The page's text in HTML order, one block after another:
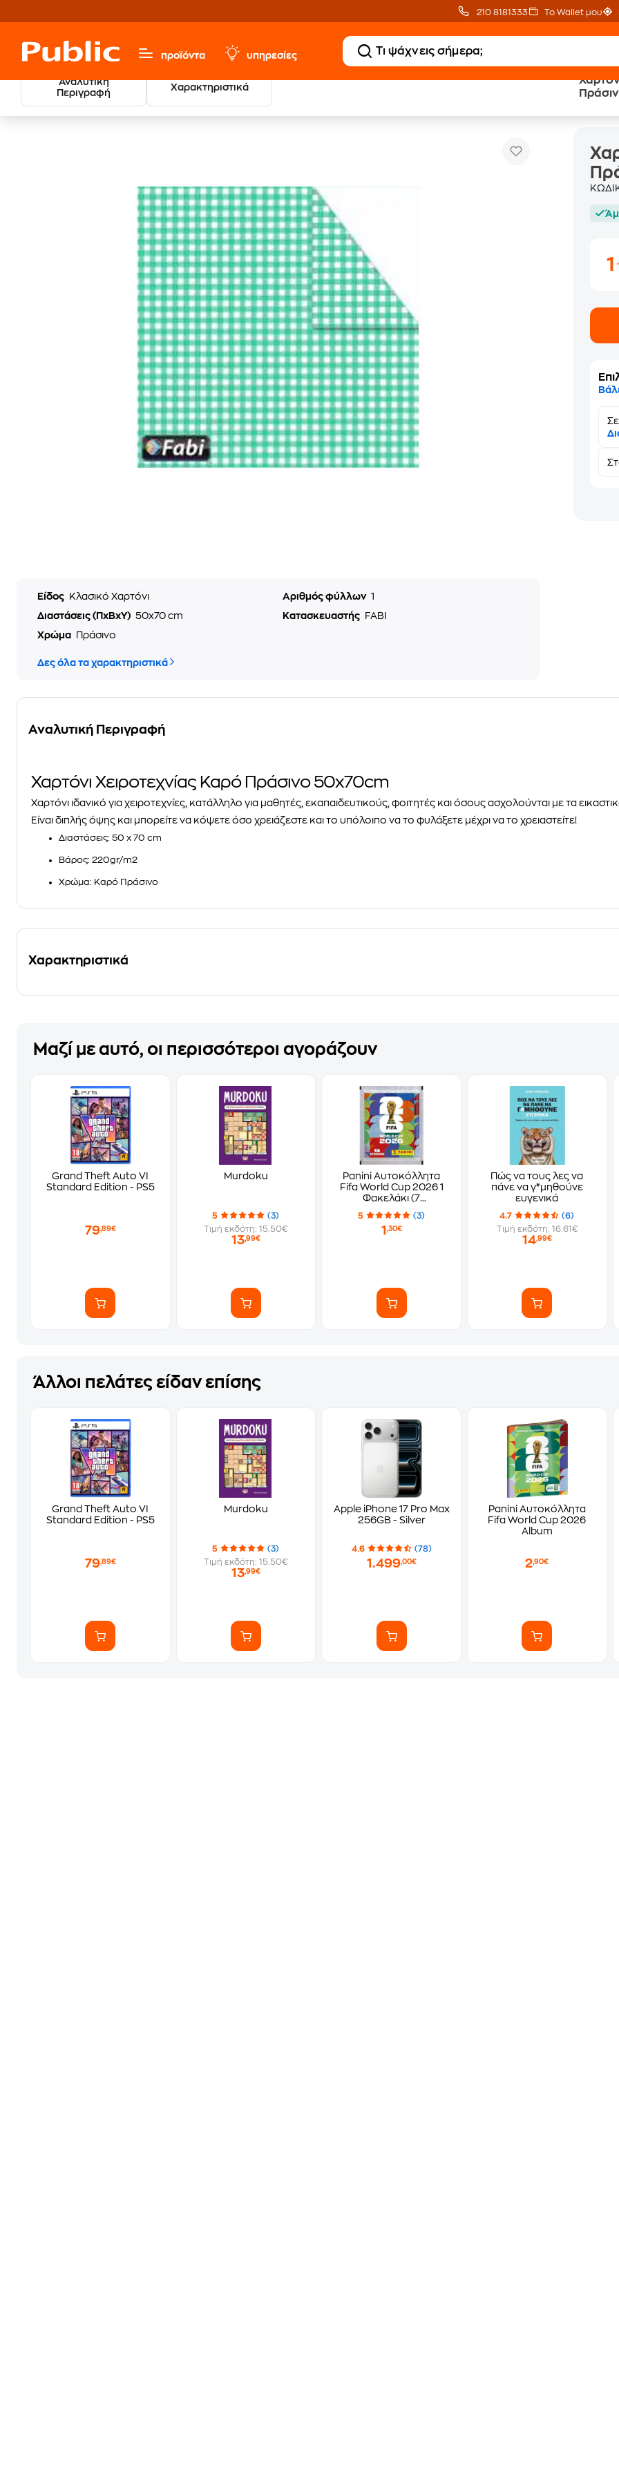
210 8181333 Το Wallet μου
προϊόντα υπηρεσίες
Αναλυτική
Περιγραφή
Χαρακτηριστικά
Χαρτικά & Γραφική Ύλη
Είδος Κλασικό Χαρτόνι Αριθμός φύλλων 1
Διαστάσεις (ΠxΒxΥ) 50x70 cm Κατασκευαστής
FABI
Χρώμα
Πράσινο
Δες όλα τα χαρακτηριστικά
1
Αναλυτική Περιγραφή
Χαρτόνι Χειροτεχνίας Καρό Πράσινο 50x70cm
Χαρτόνι ιδανικό για χειροτεχνίες, κατάλληλο για μαθητές, εκαπαιδευτικούς, φοιτητές και όσους ασχολούνται με τα
Είναι διπλής όψης και μπορείτε να κόψετε όσο χρειάζεστε και το υπόλοιπο να το φυλάξετε μέχρι να το χρειαστείτε!
Διαστάσεις: 50 x 70 cm
Βάρος: 220gr/m2
Χρώμα: Καρό Πράσινο
Χαρακτηριστικά
Μαζί με αυτό, οι περισσότεροι αγοράζουν
Grand Theft Auto VI
Standard Edition - PS5
79,89€
Murdoku
5
(3)
Τιμή εκδότη: 15.50€
13,99€
Panini Αυτοκόλλητα
Fifa World Cup 2026 1
Φακελάκι (7
Αυτοκόλλητα)
5 (3)
1 ,30€
Πώς να τους λες να
πάνε να γ*μηθούνε
ευγενικά
4.7
(6)
Τιμή εκδότη: 16.61€
14,99€
Άλλοι πελάτες είδαν επίσης
Grand Theft Auto VI
Standard Edition - PS5
79,89€
Murdoku
5
(3)
Τιμή εκδότη: 15.50€
13,99€
Apple iPhone 17 Pro Max
256GB - Silver
4.6 (78)
1.499,00€
Panini Αυτοκόλλητα
Fifa World Cup 2026
Album
2,90€